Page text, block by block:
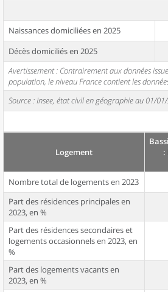
Naissances domiciliées en 2025
Décès domiciliés en 2025
Avertissement : Contrairement aux données
population, le niveau France contient les
Source : Insee, état civil en géographie au 01/
Logement
:
Nombre total de logements en 2023
Part des résidences principales en
2023, en %
Part des résidences secondaires et
logements occasionnels en 2023, en
%
Part des logements vacants en
2023, en %